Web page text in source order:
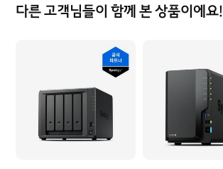
다른 고객님들이 함께 본 상품이에요!